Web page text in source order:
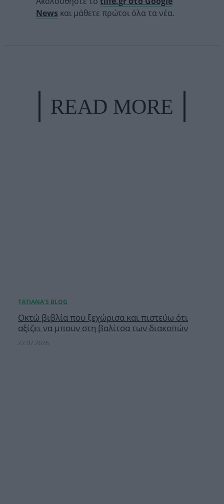
News και μάθετε πρώτοι όλα τα νέα.
READ MORE
Οκτώ βιβλία που ξεχώρισα και πιστεύω ότι
αξίζει να μπουν στη βαλίτσα των διακοπών
22.07.2026